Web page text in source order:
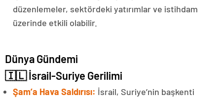
düzenlemeler, sektördeki yatırımlar ve istihdam
üzerinde etkili olabilir.
Dünya Gündemi
🇮🇱 İsrail-Suriye Gerilimi
Şam’a Hava Saldırısı: İsrail, Suriye’nin başkenti